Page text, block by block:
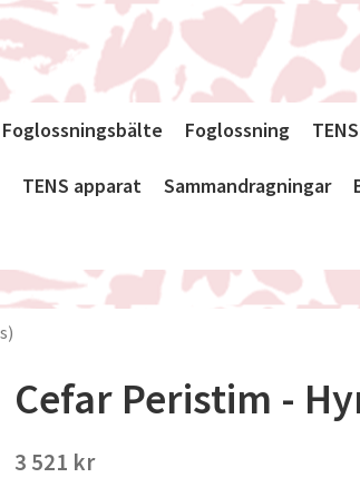
Foglossningsbälte Foglossning
TENS apparat Sammandragningar
Cefar Peristim -
3 521 kr